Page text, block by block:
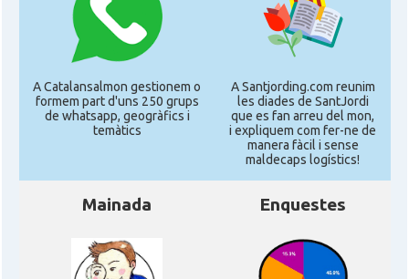
Consolat Consolat general a Salvador
Consolat Consolat general a São Paulo
Ambaixada Ambaixada espanyola a Brasil
* + ambaixades i consolats
A Catalansalmon gestionem o
formem part d'uns 250 grups
de whatsapp, geogràfics i
temàtics
A Santjording.com reunim
les diades de SantJordi
que es fan arreu del mon,
i expliquem com fer-ne de
manera fàcil i sense
maldecaps logí­stics!
Mainada Enquestes